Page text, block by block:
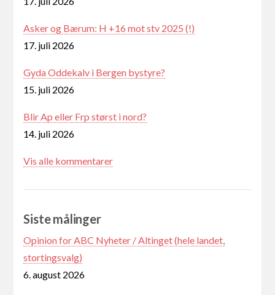
Asker og Bærum: H +16 mot stv 2025 (!)
17. juli 2026
Gyda Oddekalv i Bergen bystyre?
15. juli 2026
Blir Ap eller Frp størst i nord?
14. juli 2026
Vis alle kommentarer
Siste målinger
Opinion for ABC Nyheter / Altinget (hele landet,
stortingsvalg)
6. august 2026